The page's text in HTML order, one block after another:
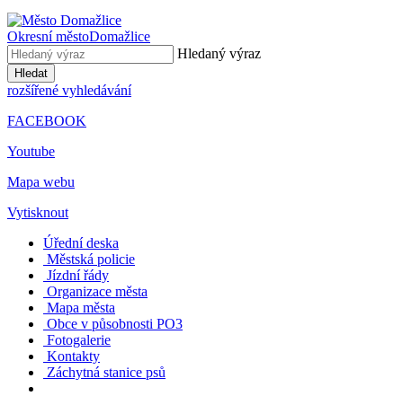
Okresní městoDomažlice
Hledaný výraz
Hledat
rozšířené vyhledávání
FACEBOOK
Youtube
Mapa webu
Vytisknout
Úřední deska
Městská policie
Jízdní řády
Organizace města
Mapa města
Obce v působnosti PO3
Fotogalerie
Kontakty
Záchytná stanice psů